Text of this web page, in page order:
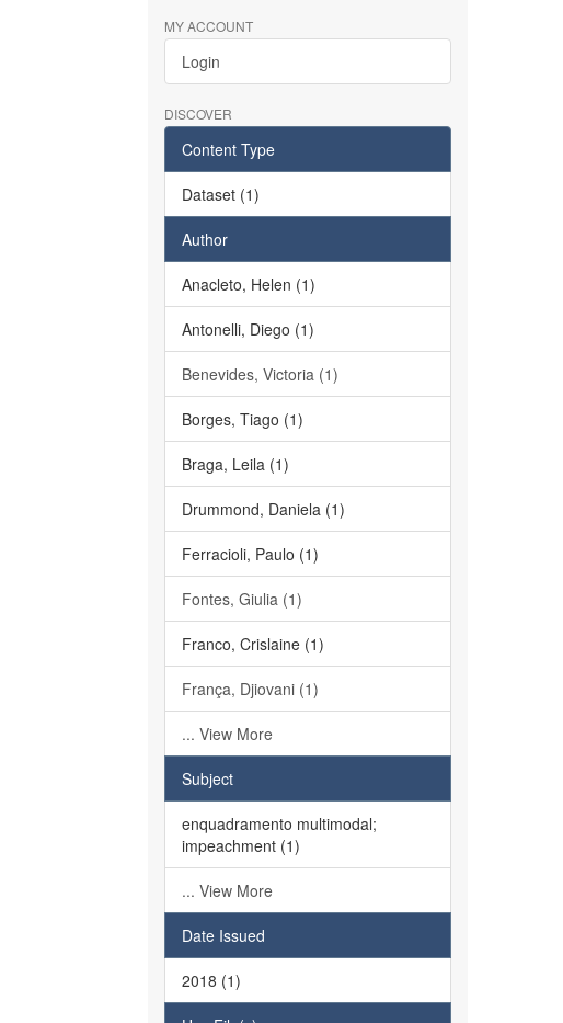
MY ACCOUNT
Login
DISCOVER
Content Type
Dataset (1)
Author
Anacleto, Helen (1)
Antonelli, Diego (1)
Benevides, Victoria (1)
Borges, Tiago (1)
Braga, Leila (1)
Drummond, Daniela (1)
Ferracioli, Paulo (1)
Fontes, Giulia (1)
Franco, Crislaine (1)
França, Djiovani (1)
... View More
Subject
enquadramento multimodal;
impeachment (1)
... View More
Date Issued
2018 (1)